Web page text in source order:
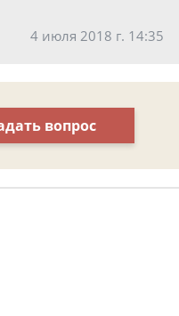
4 июля 2018 г. 14:35
вопрос